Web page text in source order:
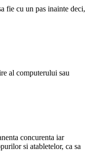
fie cu un pas inainte deci,
al computerului sau
concurenta iar
si atabletelor, ca sa